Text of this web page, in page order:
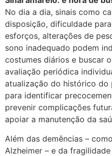
No dia a dia, sinais como
disposição, dificuldade
esforços, alterações de
sono inadequado podem
costumes diários e buscar
avaliação periódica
atualização do histórico do
para identificar
prevenir complicações
apoiar a manutenção da
Além das demências –
Alzheimer – e da